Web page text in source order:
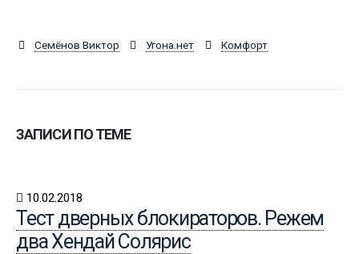
Семёнов Виктор Угона.нет Комфорт
ЗАПИСИ ПО ТЕМЕ
10.02.2018
Тест дверных блокираторов. Режем
два Хендай Солярис